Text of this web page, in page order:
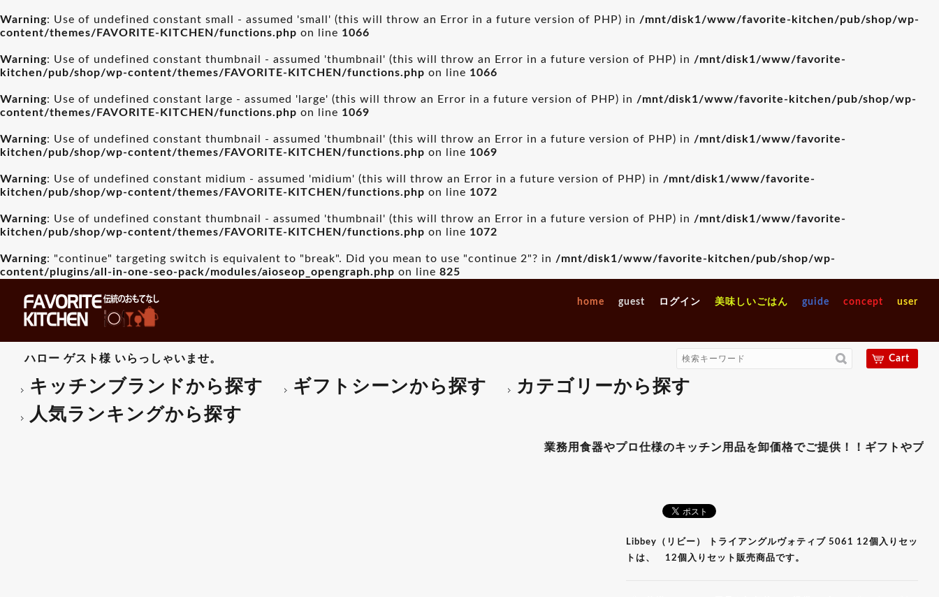
Warning: Use of undefined constant small - assumed 'small' (this will throw an Error in a future version of PHP) in /mnt/disk1/www/favorite-kitchen/pub/shop/wp-
content/themes/FAVORITE-KITCHEN/functions.php on line 1066
Warning: Use of undefined constant thumbnail - assumed 'thumbnail' (this will throw an Error in a future version of PHP) in /mnt/disk1/www/favorite-
kitchen/pub/shop/wp-content/themes/FAVORITE-KITCHEN/functions.php on line 1066
Warning: Use of undefined constant large - assumed 'large' (this will throw an Error in a future version of PHP) in /mnt/disk1/www/favorite-kitchen/pub/shop/wp-
content/themes/FAVORITE-KITCHEN/functions.php on line 1069
Warning: Use of undefined constant thumbnail - assumed 'thumbnail' (this will throw an Error in a future version of PHP) in /mnt/disk1/www/favorite-
kitchen/pub/shop/wp-content/themes/FAVORITE-KITCHEN/functions.php on line 1069
Warning: Use of undefined constant midium - assumed 'midium' (this will throw an Error in a future version of PHP) in /mnt/disk1/www/favorite-
kitchen/pub/shop/wp-content/themes/FAVORITE-KITCHEN/functions.php on line 1072
Warning: Use of undefined constant thumbnail - assumed 'thumbnail' (this will throw an Error in a future version of PHP) in /mnt/disk1/www/favorite-
kitchen/pub/shop/wp-content/themes/FAVORITE-KITCHEN/functions.php on line 1072
Warning: "continue" targeting switch is equivalent to "break". Did you mean to use "continue 2"? in /mnt/disk1/www/favorite-kitchen/pub/shop/wp-
content/plugins/all-in-one-seo-pack/modules/aioseop_opengraph.php on line 825
home guest ログイン 美味しいごはん guide concept user
ハロー ゲスト様 いらっしゃいませ。 Cart
キッチンブランドから探す ギフトシーンから探す
カテゴリーから探す
人気ランキングから探す
業務用食器やプロ仕様のキッチン用品を卸価格でご提供！！ギフトやプレゼ
Libbey（リビー） トライアングルヴォティブ 5061 12個入りセット 【ギフト・プレ
Libbey（リビー） トライアングルヴォティブ 5061 12個入りセッ
トは、 12個入りセット販売商品です。